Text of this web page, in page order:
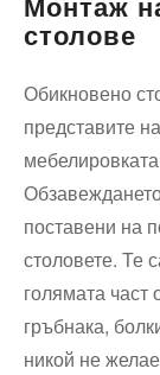
столове
Обикновено
представите
поставени на
столовете. Те
голямата
гръбнака,
никой не